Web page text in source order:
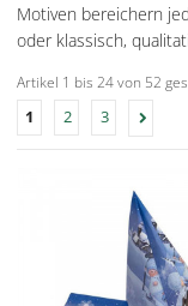
Motiven bereichern
oder klassisch,
Artikel 1 bis 24 von 52
1
2 3